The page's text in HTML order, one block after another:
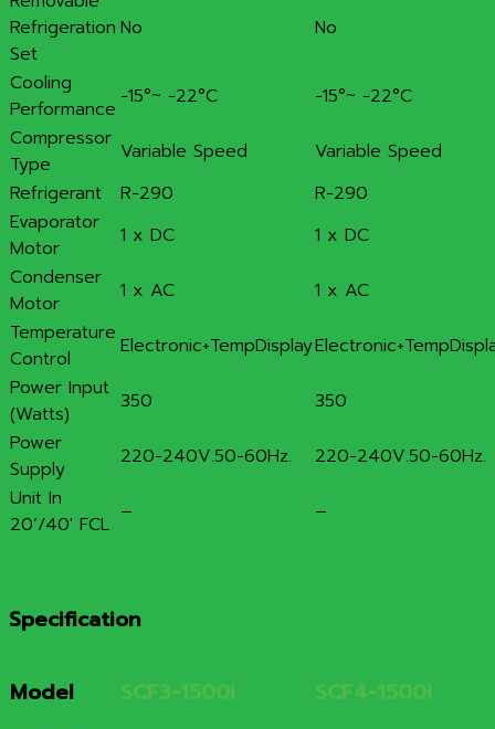
Refrigeration
Set
No No
Cooling
Performance -15°~ -22°C
-15°~ -22°C
Compressor
Type
Variable Speed
Variable Speed
Refrigerant
R-290
R-290
Evaporator
Motor
1 x DC
1 x DC
Condenser
Motor
1 x AC
1 x AC
Temperature
Control
Electronic+TempDisplay
Power Input
(Watts)
350
350
Power
Supply
220-240V.50-60Hz.
220-240V.50-60Hz.
Unit In
20’/40′ FCL – –
Specification
Model SCF3-1500i SCF4-1500i